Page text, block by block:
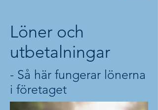
Löner och
utbetalningar
- Så här fungerar lönerna
i företaget